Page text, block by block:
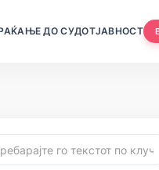
ДО СУДОТЈАВНОСТ